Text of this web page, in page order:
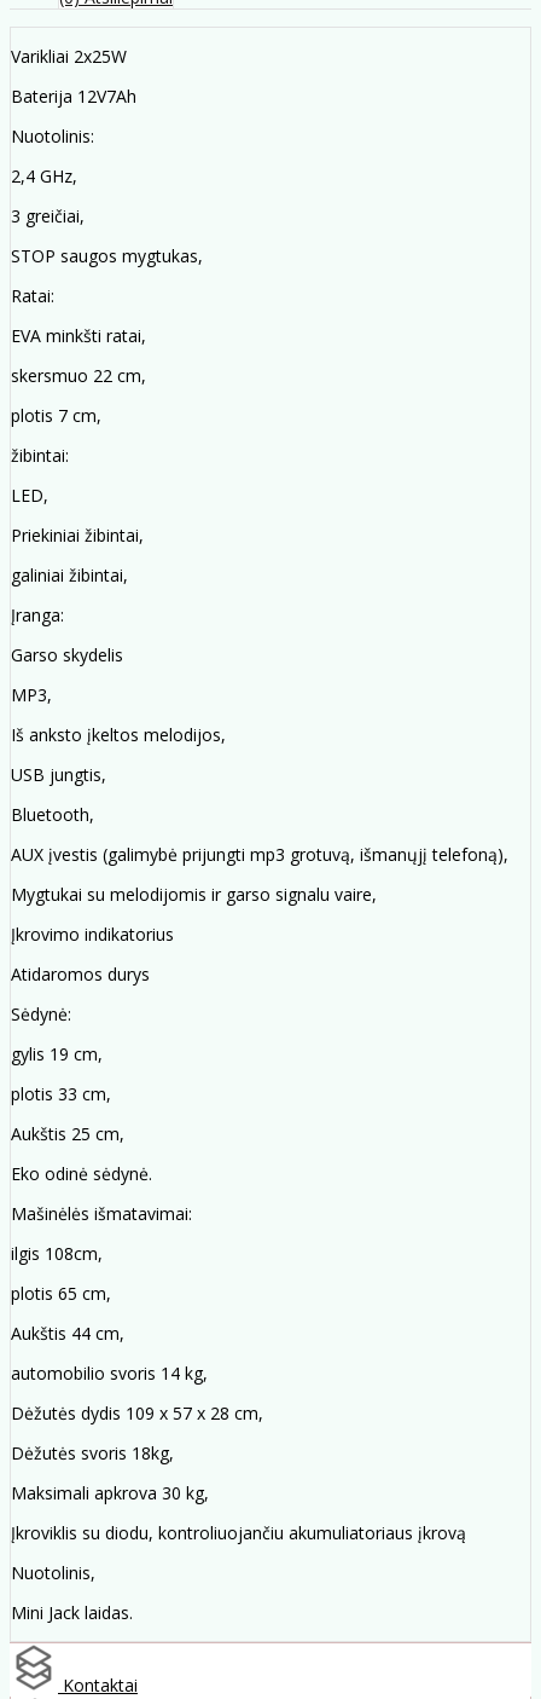
Varikliai 2x25W
Baterija 12V7Ah
Nuotolinis:
2,4 GHz,
3 greičiai,
STOP saugos mygtukas,
Ratai:
EVA minkšti ratai,
skersmuo 22 cm,
plotis 7 cm,
žibintai:
LED,
Priekiniai žibintai,
galiniai žibintai,
Įranga:
Garso skydelis
MP3,
Iš anksto įkeltos melodijos,
USB jungtis,
Bluetooth,
AUX įvestis (galimybė prijungti mp3 grotuvą, išmanųjį telefoną),
Mygtukai su melodijomis ir garso signalu vaire,
Įkrovimo indikatorius
Atidaromos durys
Sėdynė:
gylis 19 cm,
plotis 33 cm,
Aukštis 25 cm,
Eko odinė sėdynė.
Mašinėlės išmatavimai:
ilgis 108cm,
plotis 65 cm,
Aukštis 44 cm,
automobilio svoris 14 kg,
Dėžutės dydis 109 x 57 x 28 cm,
Dėžutės svoris 18kg,
Maksimali apkrova 30 kg,
Įkroviklis su diodu, kontroliuojančiu akumuliatoriaus įkrovą
Nuotolinis,
Mini Jack laidas.
Kontaktai